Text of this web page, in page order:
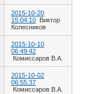
2015-10-20
15:04:10 Виктор
Колесников
2015-10-10
06:49:42
Комиссаров В.А.
2015-10-02
06:55:37
Комиссаров В.А.